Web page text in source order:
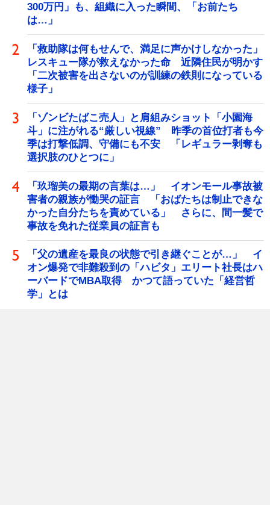
300万円」も、組織に入った瞬間、「お前たち
は…」
「救助隊は何もせんで、満足に声かけしなかった」
レスキュー隊が救えなかった命 近隣住民が明かす
「二次被害を出さないのが訓練の鉄則になっている
様子」
「ゾンビたばこ売人」と肩組みショット「小園海
斗」に注がれる“厳しい視線” 昨季の首位打者も今
季は打撃低調、守備にも不安 「レギュラー剥奪も
選択肢のひとつに」
「玖瑠美の最期の言葉は…」 イオンモール事故被
害者の親族が慟哭の証言 「おばたちは制止できな
かった自分たちを責めている」 さらに、間一髪で
事故を免れた従業員の証言も
「父の遺産を最良の状態で引き継ぐことが…」 イ
オン爆発で非難殺到の「ハビタ」エリート社長はハ
ーバードでMBA取得 かつて語っていた「経営哲
学」とは